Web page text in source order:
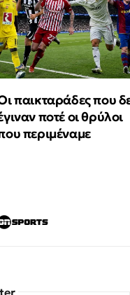
παικταράδες που
ποτέ οι θρύλοι
περιμέναμε